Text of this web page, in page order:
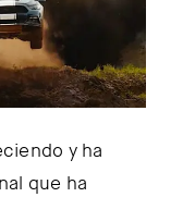
y ha
que ha